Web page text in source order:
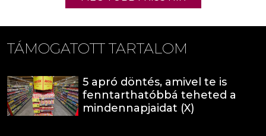
TÁMOGATOTT TARTALOM
5 apró döntés, amivel te is
fenntarthatóbbá teheted a
mindennapjaidat (X)